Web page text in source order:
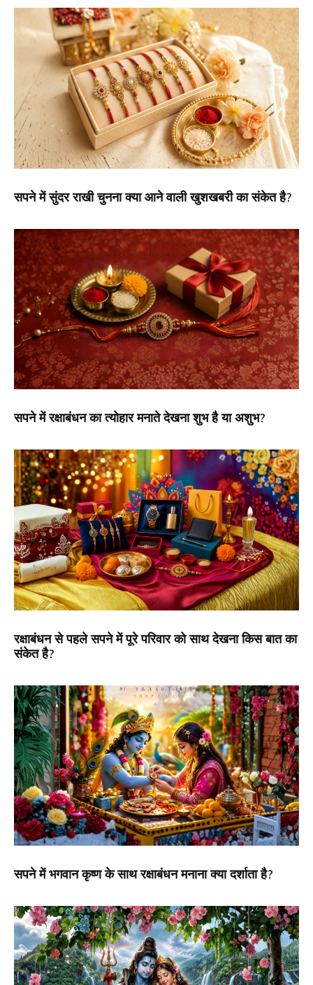
सपने में सुंदर राखी चुनना क्या आने वाली खुशखबरी का संकेत है?
सपने में रक्षाबंधन का त्योहार मनाते देखना शुभ है या अशुभ?
रक्षाबंधन से पहले सपने में पूरे परिवार को साथ देखना किस बात का
संकेत है?
सपने में भगवान कृष्ण के साथ रक्षाबंधन मनाना क्या दर्शाता है?